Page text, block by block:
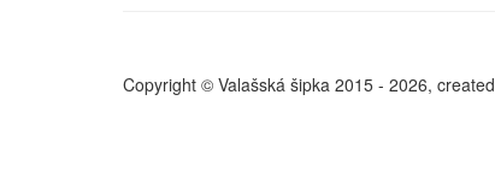
Copyright © Valašská šipka 2015 - 2026,